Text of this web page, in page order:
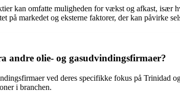
kan omfatte muligheden for vækst og afkast,
markedet og eksterne faktorer, der kan påvirke
andre olie- og gasudvindingsfirmaer?
ved deres specifikke fokus på Trinidad
i branchen.